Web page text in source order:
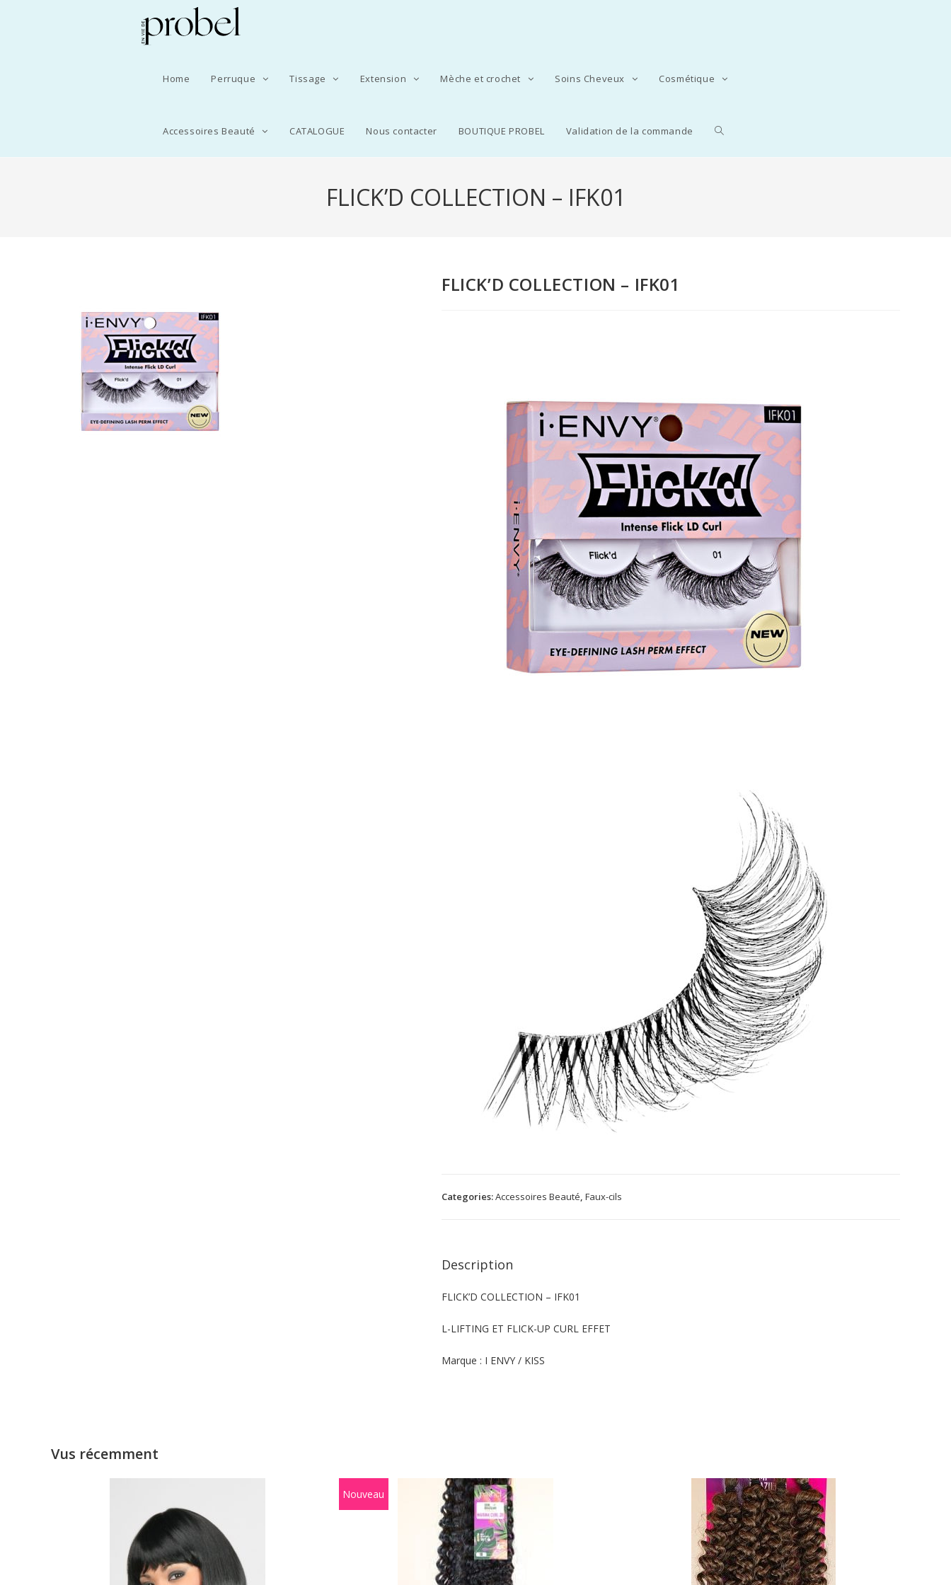
Home Perruque Tissage Extension Mèche et crochet Soins Cheveux Cosmétique
Accessoires Beauté CATALOGUE Nous contacter BOUTIQUE PROBEL Validation de la commande
FLICK’D COLLECTION – IFK01
FLICK’D COLLECTION – IFK01
Categories:Accessoires Beauté, Faux-cils
Description
FLICK’D COLLECTION – IFK01
L-LIFTING ET FLICK-UP CURL EFFET
Marque : I ENVY / KISS
Vus récemment
Nouveau